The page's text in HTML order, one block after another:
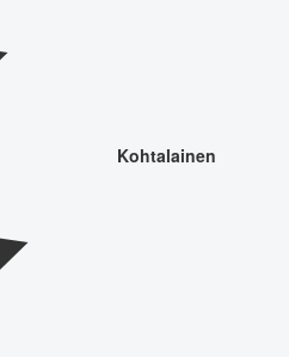
Kohtalainen